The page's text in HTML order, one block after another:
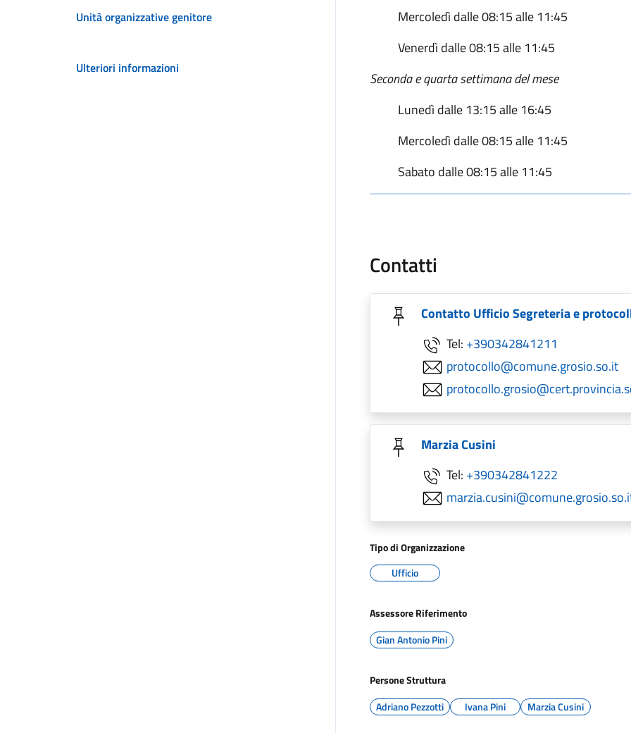
Unità organizzative genitore
Ulteriori informazioni
Mercoledì dalle 08:15 alle 11:45
Venerdì dalle 08:15 alle 11:45
Seconda e quarta settimana del mese
Lunedì dalle 13:15 alle 16:45
Mercoledì dalle 08:15 alle 11:45
Sabato dalle 08:15 alle 11:45
Contatti
Contatto Ufficio Segreteria e
Tel: +390342841211
protocollo@comune.grosio.so.it
Marzia Cusini
Tel: +390342841222
Tipo di Organizzazione
Ufficio
Assessore Riferimento
Gian Antonio Pini
Persone Struttura
Adriano Pezzotti
Ivana Pini Marzia Cusini